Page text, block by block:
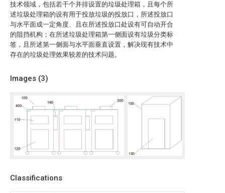
技术领域，包括若干个并排设置的垃圾处理箱，且每个所
述垃圾处理箱的设有用于投放垃圾的投放口，所述投放口
与水平面成一定角度、且在所述投放口处设有可自动开合
的阻挡机构；在所述垃圾处理箱第一侧面设有垃圾分类标
签，且所述第一侧面与水平面垂直设置，解决现有技术中
存在的垃圾处理效果较差的技术问题。
Images (3)
Classifications